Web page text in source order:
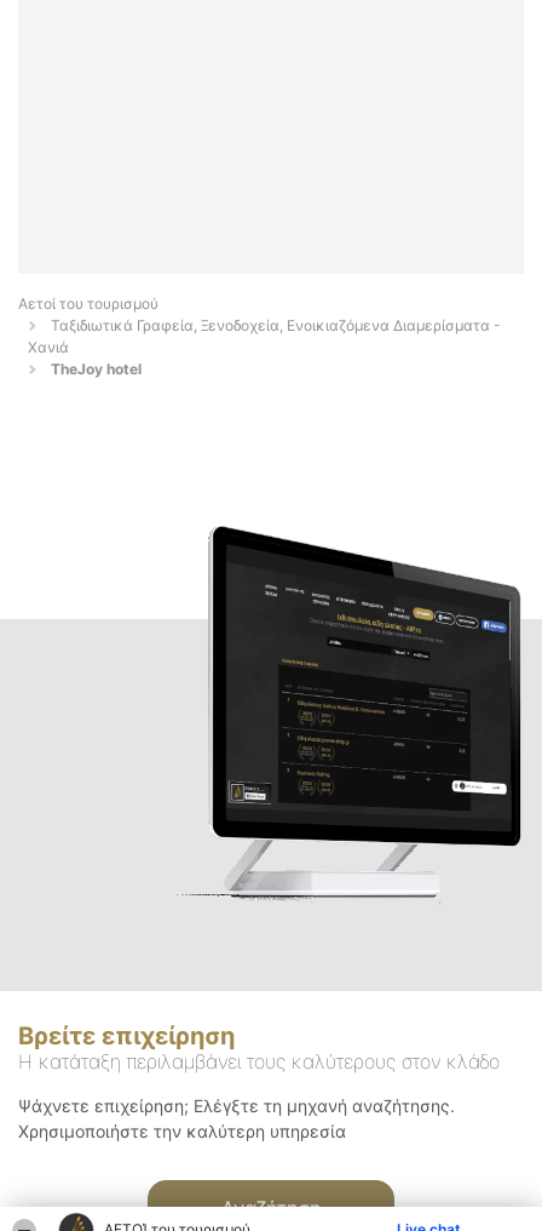
Αετοί του τουρισμού
Ταξιδιωτικά Γραφεία, Ξενοδοχεία, Ενοικιαζόμενα Διαμερίσματα -
Χανιά
TheJoy hotel
Βρείτε επιχείρηση
Η κατάταξη περιλαμβάνει τους καλύτερους στον κλάδο
Ψάχνετε επιχείρηση; Ελέγξτε τη μηχανή αναζήτησης.
Χρησιμοποιήστε την καλύτερη υπηρεσία
Αναζήτηση